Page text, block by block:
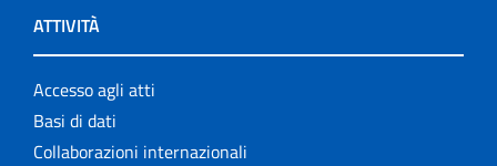
ATTIVITÀ
Accesso agli atti
Basi di dati
Collaborazioni internazionali